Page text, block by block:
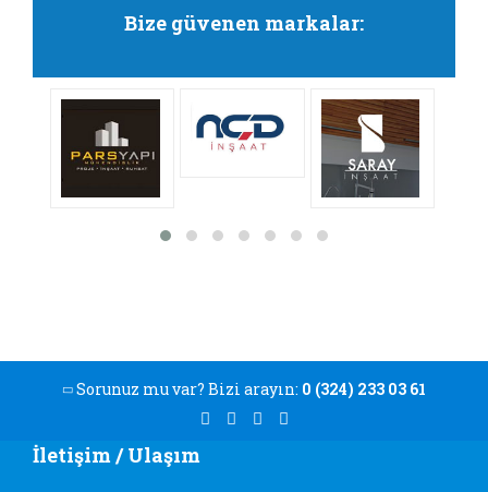
Bize güvenen markalar:
Sorunuz mu var? Bizi arayın: 0 (324) 233 03 61
İletişim / Ulaşım